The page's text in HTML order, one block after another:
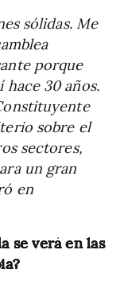
sólidas. Me
porque
30 años.
sobre el
sectores,
un gran
en
se verá en las